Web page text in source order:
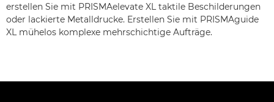
erstellen Sie mit PRISMAelevate XL taktile Beschilderungen
oder lackierte Metalldrucke. Erstellen Sie mit PRISMAguide
XL mühelos komplexe mehrschichtige Aufträge.